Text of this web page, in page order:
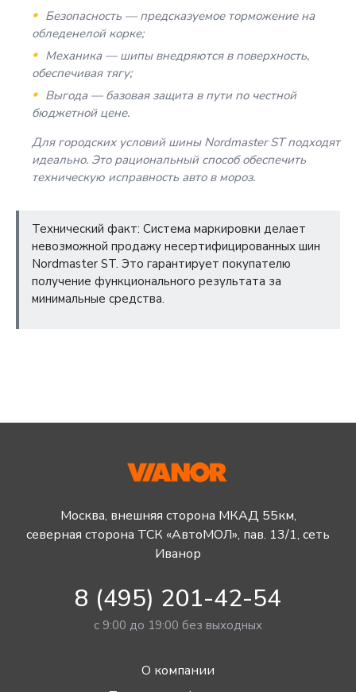
Безопасность — предсказуемое торможение на
обледенелой корке;
Механика — шипы внедряются в поверхность,
обеспечивая тягу;
Выгода — базовая защита в пути по честной
бюджетной цене.
Для городских условий шины Nordmaster ST подходят
идеально. Это рациональный способ обеспечить
техническую исправность авто в мороз.
Технический факт: Система маркировки делает
невозможной продажу несертифицированных шин
Nordmaster ST. Это гарантирует покупателю
получение функционального результата за
минимальные средства.
Москва, внешняя сторона МКАД 55км,
северная сторона ТСК «АвтоМОЛ», пав. 13/1, сеть
Иванор
8 (495) 201-42-54
с 9:00 до 19:00 без выходных
О компании